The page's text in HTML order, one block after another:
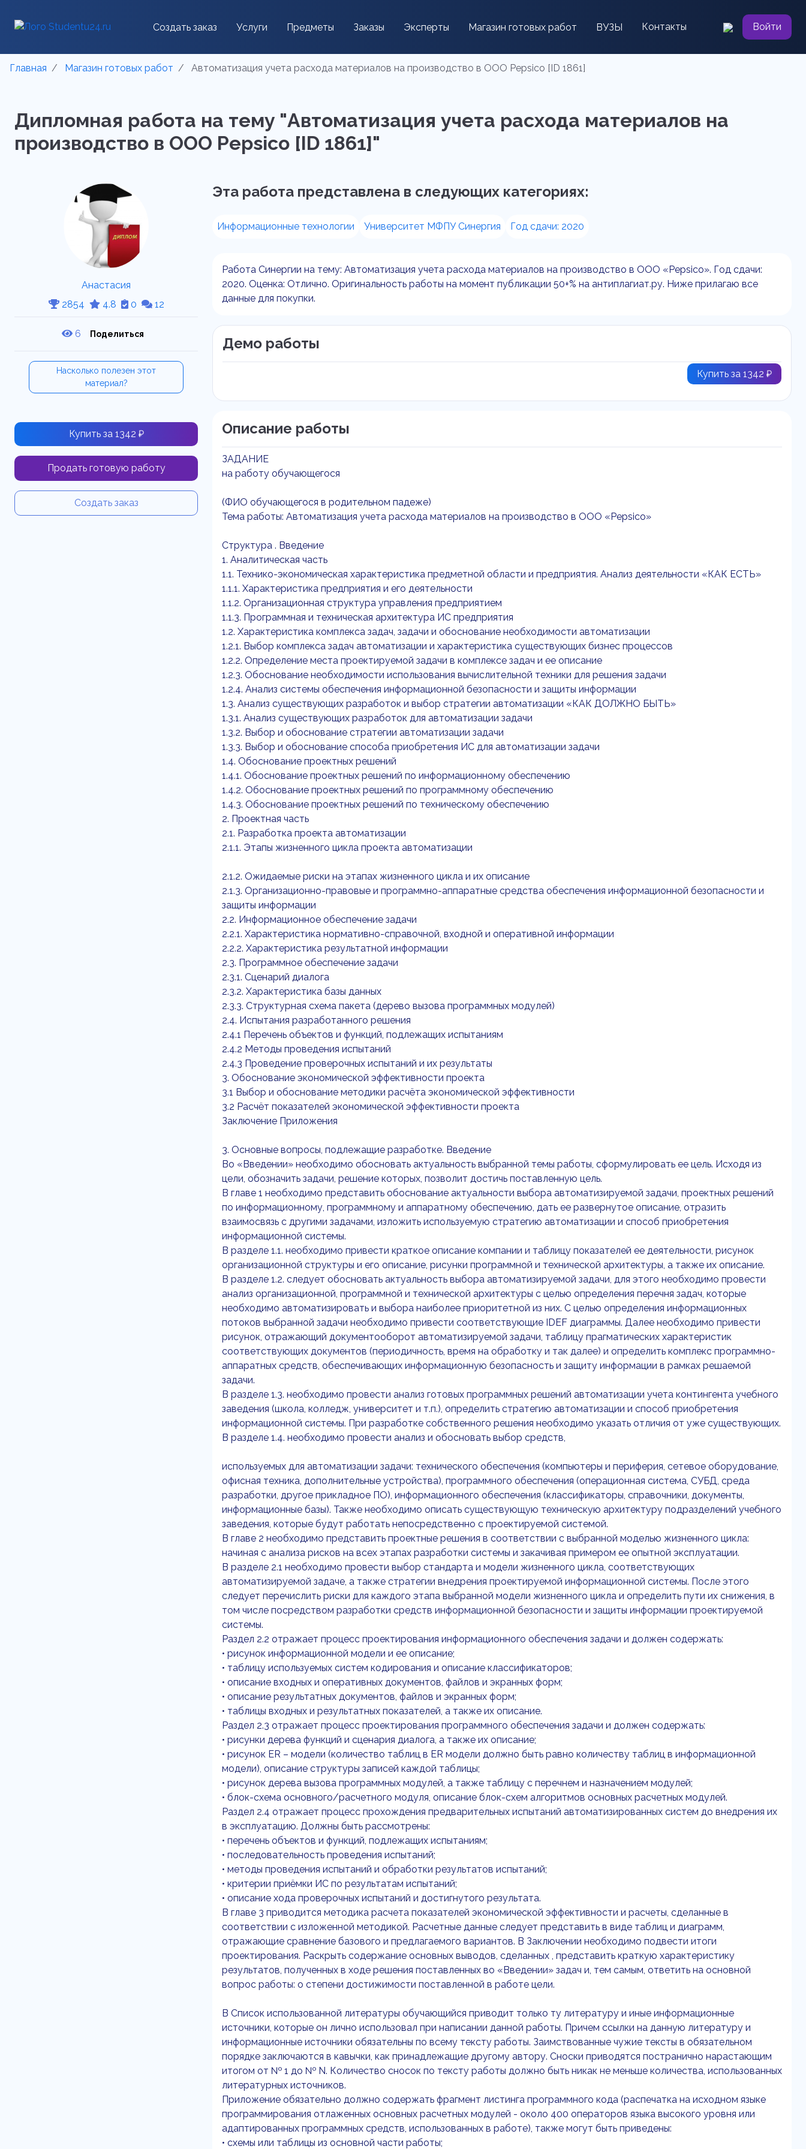
Создать заказ Услуги Предметы Заказы Эксперты Магазин готовых работ ВУЗЫ Контакты Войти
Главная Магазин готовых работ Автоматизация учета расхода материалов на производство в ООО Pepsico [ID 1861]
Дипломная работа на тему "Автоматизация учета расхода материалов на
производство в ООО Pepsico [ID 1861]"
Анастасия
2854
4.8 0 12
6 Поделиться
Насколько полезен этот
материал?
Купить за 1342 ₽
Продать готовую работу
Создать заказ
Эта работа представлена в следующих категориях:
Информационные технологии Университет МФПУ Синергия Год сдачи: 2020
Работа Синергии на тему: Автоматизация учета расхода материалов на производство в ООО «Pepsico». Год сдачи:
2020. Оценка: Отлично. Оригинальность работы на момент публикации 50+% на антиплагиат.ру. Ниже прилагаю все
данные для покупки.
Демо работы
Купить за 1342 ₽
Описание работы
ЗАДАНИЕ
на работу обучающегося
(ФИО обучающегося в родительном падеже)
Тема работы: Автоматизация учета расхода материалов на производство в ООО «Pepsico»
Структура . Введение
1. Аналитическая часть
1.1. Технико-экономическая характеристика предметной области и предприятия. Анализ деятельности «КАК ЕСТЬ»
1.1.1. Характеристика предприятия и его деятельности
1.1.2. Организационная структура управления предприятием
1.1.3. Программная и техническая архитектура ИС предприятия
1.2. Характеристика комплекса задач, задачи и обоснование необходимости автоматизации
1.2.1. Выбор комплекса задач автоматизации и характеристика существующих бизнес процессов
1.2.2. Определение места проектируемой задачи в комплексе задач и ее описание
1.2.3. Обоснование необходимости использования вычислительной техники для решения задачи
1.2.4. Анализ системы обеспечения информационной безопасности и защиты информации
1.3. Анализ существующих разработок и выбор стратегии автоматизации «КАК ДОЛЖНО БЫТЬ»
1.3.1. Анализ существующих разработок для автоматизации задачи
1.3.2. Выбор и обоснование стратегии автоматизации задачи
1.3.3. Выбор и обоснование способа приобретения ИС для автоматизации задачи
1.4. Обоснование проектных решений
1.4.1. Обоснование проектных решений по информационному обеспечению
1.4.2. Обоснование проектных решений по программному обеспечению
1.4.3. Обоснование проектных решений по техническому обеспечению
2. Проектная часть
2.1. Разработка проекта автоматизации
2.1.1. Этапы жизненного цикла проекта автоматизации
2.1.2. Ожидаемые риски на этапах жизненного цикла и их описание
2.1.3. Организационно-правовые и программно-аппаратные средства обеспечения информационной безопасности и
защиты информации
2.2. Информационное обеспечение задачи
2.2.1. Характеристика нормативно-справочной, входной и оперативной информации
2.2.2. Характеристика результатной информации
2.3. Программное обеспечение задачи
2.3.1. Cценарий диалога
2.3.2. Характеристика базы данных
2.3.3. Структурная схема пакета (дерево вызова программных модулей)
2.4. Испытания разработанного решения
2.4.1 Перечень объектов и функций, подлежащих испытаниям
2.4.2 Методы проведения испытаний
2.4.3 Проведение проверочных испытаний и их результаты
3. Обоснование экономической эффективности проекта
3.1 Выбор и обоснование методики расчёта экономической эффективности
3.2 Расчёт показателей экономической эффективности проекта
Заключение Приложения
3. Основные вопросы, подлежащие разработке. Введение
Во «Введении» необходимо обосновать актуальность выбранной темы работы, сформулировать ее цель. Исходя из
цели, обозначить задачи, решение которых, позволит достичь поставленную цель.
В главе 1 необходимо представить обоснование актуальности выбора автоматизируемой задачи, проектных решений
по информационному, программному и аппаратному обеспечению, дать ее развернутое описание, отразить
взаимосвязь с другими задачами, изложить используемую стратегию автоматизации и способ приобретения
информационной системы.
В разделе 1.1. необходимо привести краткое описание компании и таблицу показателей ее деятельности, рисунок
организационной структуры и его описание, рисунки программной и технической архитектуры, а также их описание.
В разделе 1.2. следует обосновать актуальность выбора автоматизируемой задачи, для этого необходимо провести
анализ организационной, программной и технической архитектуры с целью определения перечня задач, которые
необходимо автоматизировать и выбора наиболее приоритетной из них. С целью определения информационных
потоков выбранной задачи необходимо привести соответствующие IDEF диаграммы. Далее необходимо привести
рисунок, отражающий документооборот автоматизируемой задачи, таблицу прагматических характеристик
соответствующих документов (периодичность, время на обработку и так далее) и определить комплекс программно-
аппаратных средств, обеспечивающих информационную безопасность и защиту информации в рамках решаемой
задачи.
В разделе 1.3. необходимо провести анализ готовых программных решений автоматизации учета контингента учебного
заведения (школа, колледж, университет и т.п.), определить стратегию автоматизации и способ приобретения
информационной системы. При разработке собственного решения необходимо указать отличия от уже существующих.
В разделе 1.4. необходимо провести анализ и обосновать выбор средств,
используемых для автоматизации задачи: технического обеспечения (компьютеры и периферия, сетевое оборудование,
офисная техника, дополнительные устройства), программного обеспечения (операционная система, СУБД, среда
разработки, другое прикладное ПО), информационного обеспечения (классификаторы, справочники, документы,
информационные базы). Также необходимо описать существующую техническую архитектуру подразделений учебного
заведения, которые будут работать непосредственно с проектируемой системой.
В главе 2 необходимо представить проектные решения в соответствии с выбранной моделью жизненного цикла:
начиная с анализа рисков на всех этапах разработки системы и закачивая примером ее опытной эксплуатации.
В разделе 2.1 необходимо провести выбор стандарта и модели жизненного цикла, соответствующих
автоматизируемой задаче, а также стратегии внедрения проектируемой информационной системы. После этого
следует перечислить риски для каждого этапа выбранной модели жизненного цикла и определить пути их снижения, в
том числе посредством разработки средств информационной безопасности и защиты информации проектируемой
системы.
Раздел 2.2 отражает процесс проектирования информационного обеспечения задачи и должен содержать:
• рисунок информационной модели и ее описание;
• таблицу используемых систем кодирования и описание классификаторов;
• описание входных и оперативных документов, файлов и экранных форм;
• описание результатных документов, файлов и экранных форм;
• таблицы входных и результатных показателей, а также их описание.
Раздел 2.3 отражает процесс проектирования программного обеспечения задачи и должен содержать:
• рисунки дерева функций и сценария диалога, а также их описание;
• рисунок ER – модели (количество таблиц в ER модели должно быть равно количеству таблиц в информационной
модели), описание структуры записей каждой таблицы;
• рисунок дерева вызова программных модулей, а также таблицу с перечнем и назначением модулей;
• блок-схема основного/расчетного модуля, описание блок-схем алгоритмов основных расчетных модулей.
Раздел 2.4 отражает процесс прохождения предварительных испытаний автоматизированных систем до внедрения их
в эксплуатацию. Должны быть рассмотрены:
• перечень объектов и функций, подлежащих испытаниям;
• последовательность проведения испытаний;
• методы проведения испытаний и обработки результатов испытаний;
• критерии приёмки ИС по результатам испытаний;
• описание хода проверочных испытаний и достигнутого результата.
В главе 3 приводится методика расчета показателей экономической эффективности и расчеты, сделанные в
соответствии с изложенной методикой. Расчетные данные следует представить в виде таблиц и диаграмм,
отражающие сравнение базового и предлагаемого вариантов. В Заключении необходимо подвести итоги
проектирования. Раскрыть содержание основных выводов, сделанных , представить краткую характеристику
результатов, полученных в ходе решения поставленных во «Введении» задач и, тем самым, ответить на основной
вопрос работы: о степени достижимости поставленной в работе цели.
В Список использованной литературы обучающийся приводит только ту литературу и иные информационные
источники, которые он лично использовал при написании данной работы. Причем ссылки на данную литературу и
информационные источники обязательны по всему тексту работы. Заимствованные чужие тексты в обязательном
порядке заключаются в кавычки, как принадлежащие другому автору. Сноски приводятся постранично нарастающим
итогом от № 1 до № N. Количество сносок по тексту работы должно быть никак не меньше количества, использованных
литературных источников.
Приложение обязательно должно содержать фрагмент листинга программного кода (распечатка на исходном языке
программирования отлаженных основных расчетных модулей - около 400 операторов языка высокого уровня или
адаптированных программных средств, использованных в работе), также могут быть приведены:
• схемы или таблицы из основной части работы;